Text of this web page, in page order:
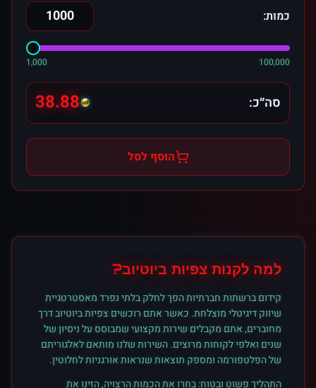
כמות:
1,000 100,000
סה״כ: 38.88
הוסף לסל
למה לקנות צפיות ביוטיוב?
קידום ברשתות חברתיות הפך לחלק בלתי נפרד מאסטרטגיית
שיווק דיגיטלי מוצלחת. כאשר אתם רוכשים צפיותביוטיובדרך
מחוברים, אתם מקבלים שירות מקצועי שמבוסס על ניסיון של
שנים ואלפי לקוחות מרוצים. השירות שלנו מותאם לאלגוריתם
של הפלטפורמה ומספק תוצאות שנראות אורגניות לחלוטין.
התהליך פשוט ובטוח: בחרו את הכמות הרצויה, הזינו את